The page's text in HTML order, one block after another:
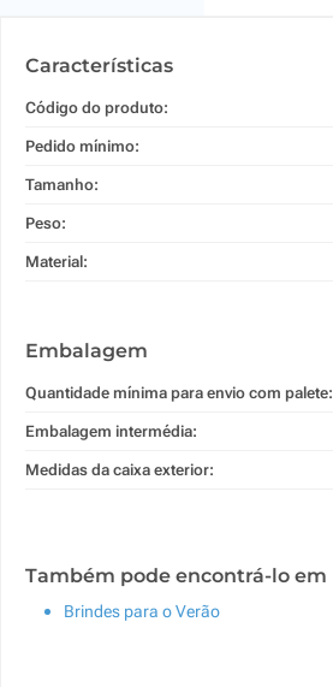
Características
Código do produto:
Pedido mínimo:
Tamanho:
Peso:
Material:
Embalagem
Quantidade mínima para envio com palete:
Embalagem intermédia:
Medidas da caixa exterior:
Também pode encontrá-lo em
Brindes para o Verão